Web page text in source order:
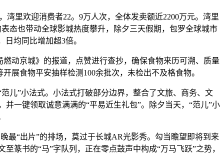
里欢迎消费者22。9万人次，全体发卖额近2200万元。湾里
态也带动全球影城热度攀升，除夕三天假期，包罗全球城市
均同比增加超3倍。
京城》的报道，点赞进行查抄，确保食物来历可溯、质量
展食物平安抽样检测100余批次，未检出不及格食物。
”小法式。小法式打破部分边界，整合了文旅、商务、文
一键领取诚意满满的“平易近生礼包”。除夕当天，“范儿”小
“出片”的排场，莫过于长城AR光影秀。勾当瞻望即将到来
篆书的“马”字队列，正在零点鼓声中构成“万马飞跃”之势，